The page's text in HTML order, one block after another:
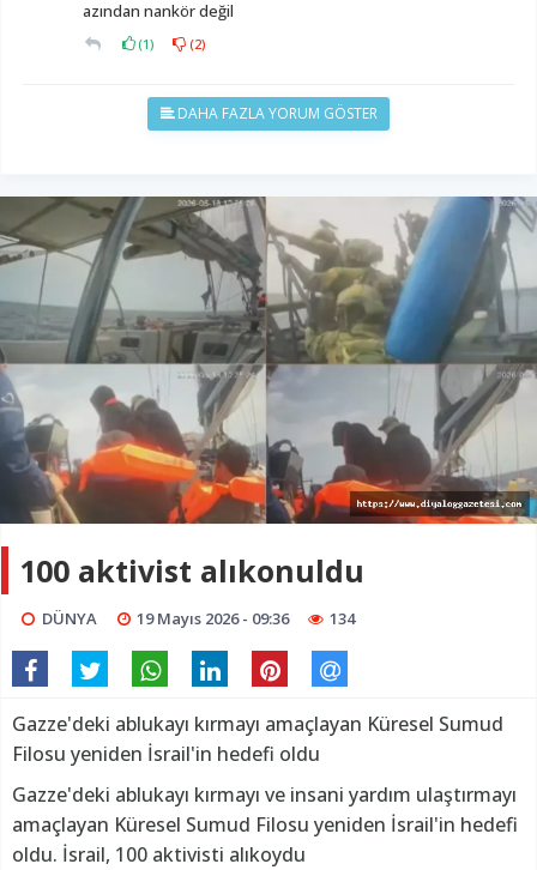
azından nankör değil
(1) (2)
DAHA FAZLA YORUM GÖSTER
100 aktivist alıkonuldu
DÜNYA 19 Mayıs 2026 - 09:36 134
Gazze'deki ablukayı kırmayı amaçlayan Küresel Sumud
Filosu yeniden İsrail'in hedefi oldu
Gazze'deki ablukayı kırmayı ve insani yardım ulaştırmayı
amaçlayan Küresel Sumud Filosu yeniden İsrail'in hedefi
oldu. İsrail, 100 aktivisti alıkoydu